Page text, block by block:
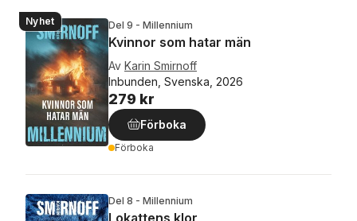
Nyhet Del 9 - Millennium
Kvinnor som hatar män
Av Karin Smirnoff
Inbunden, Svenska, 2026
279 kr
Förboka
Förboka
Del 8 - Millennium
Lokattens klor